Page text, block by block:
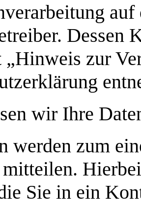
Dessen
zur
wir Ihre
werden zum
mitteilen.
Sie in ein